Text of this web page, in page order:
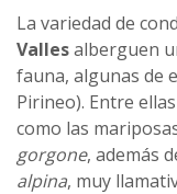
La variedad de
Vallesalberguen
fauna, algunas de
Pirineo). Entre
como las
gorgone, además
alpina, muy